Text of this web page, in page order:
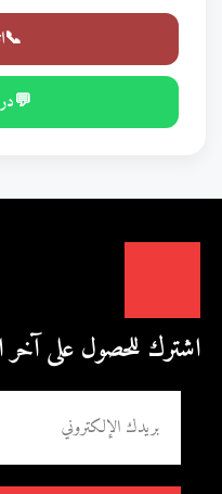
اشترك للحصول على